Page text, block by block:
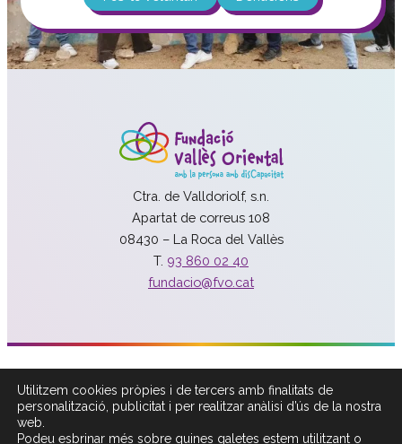
Ctra. de Valldoriolf, s.n.
Apartat de correus 108
08430 – La Roca del Vallès
T. 93 860 02 40
fundacio@fvo.cat
Política de privacitat
Avís legal
Utilitzem cookies pròpies i de tercers amb finalitats de
personalització, publicitat i per realitzar anàlisi d’ús de la nostra
web.
Podeu esbrinar més sobre quines galetes estem utilitzant o